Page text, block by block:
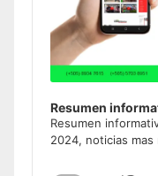
Resumen
Resumen
2024, noticias